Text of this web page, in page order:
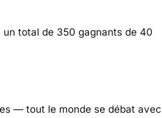
un total de 350 gagnants de 40
— tout le monde se débat avec